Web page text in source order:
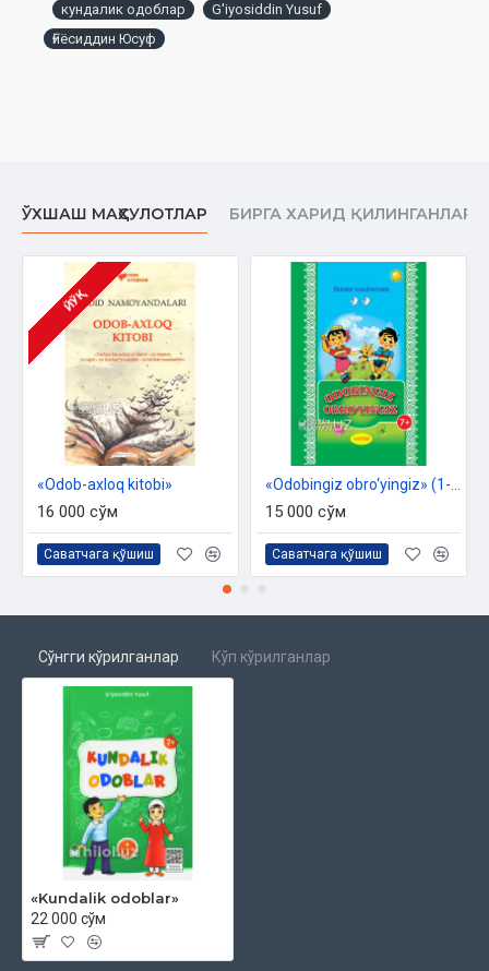
кундалик одоблар
G'iyosiddin Yusuf
Ғиёсиддин Юсуф
ЎХШАШ МАҲСУЛОТЛАР БИРГА ХАРИД ҚИЛИНГАНЛАР
ЙЎҚ
«Odob-axloq kitobi»‎
16 000 сўм
Саватчага қўшиш
15 000 сўм
Саватчага қўшиш
Сўнгги кўрилганлар Кўп кўрилганлар
«Kundalik odoblar»
22 000 сўм